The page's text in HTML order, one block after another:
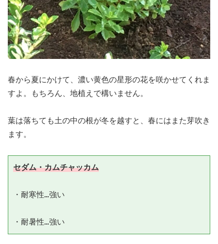
春から夏にかけて、濃い黄色の星形の花を咲かせてくれま
すよ。もちろん、地植えで構いません。
葉は落ちても土の中の根が冬を越すと、春にはまた芽吹き
ます。
セダム・カムチャッカム
・耐寒性…強い